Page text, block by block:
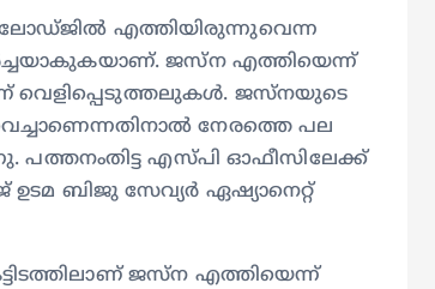
എത്തിയിരുന്നുവെന്ന
ജസ്ന എത്തിയെന്ന്
വെളിപ്പെടുത്തലുകൾ. ജസ്നയുടെ
നേരത്തെ പല
പത്തനംതിട്ട എസ്പി ഓഫീസിലേക്ക്
ഉടമ ബിജു സേവ്യർ ഏഷ്യാനെറ്റ്
ജസ്ന എത്തിയെന്ന്